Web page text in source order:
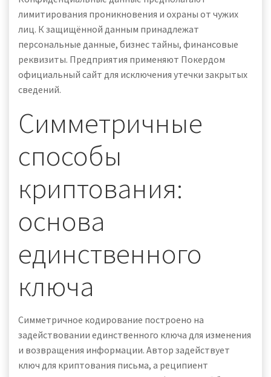
лимитирования проникновения и охраны от чужих
лиц. К защищённой данным принадлежат
персональные данные, бизнес тайны, финансовые
реквизиты. Предприятия применяют Покердом
официальный сайт для исключения утечки закрытых
сведений.
Симметричные
способы
криптования:
основа
единственного
ключа
Симметричное кодирование построено на
задействовании единственного ключа для изменения
и возвращения информации. Автор задействует
ключ для криптования письма, а реципиент